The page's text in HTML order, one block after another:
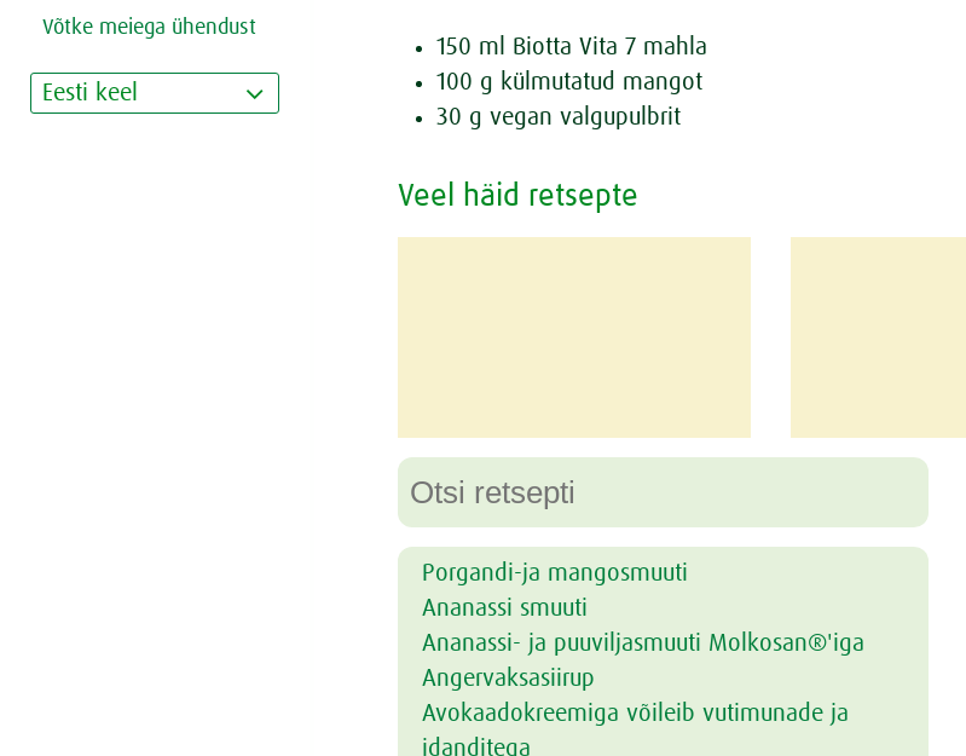
Võtke meiega ühendust
Eesti keel
150 ml Biotta Vita 7 mahla
100 g külmutatud mangot
30 g vegan valgupulbrit
Veel häid retsepte
Porgandi-ja mangosmuuti
Ananassi smuuti
Ananassi- ja puuviljasmuuti Molkosan®'iga
Angervaksasiirup
Avokaadokreemiga võileib vutimunade ja
idanditega